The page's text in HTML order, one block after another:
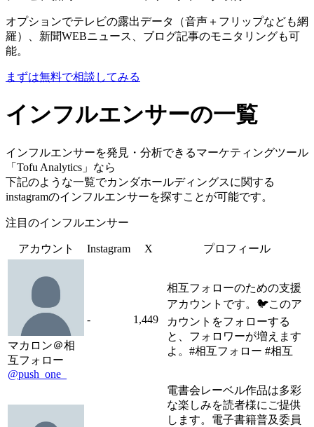
オプションでテレビの露出データ（音声＋フリップなども網
羅）、新聞WEBニュース、ブログ記事のモニタリングも可
能。
まずは無料で相談してみる
インフルエンサーの一覧
インフルエンサーを発見・分析できるマーケティングツール
「Tofu Analytics」なら
下記のような一覧でカンダホールディングスに関する
instagramのインフルエンサーを探すことが可能です。
注目のインフルエンサー
アカウント Instagram X プロフィール
マカロン＠相
互フォロー
@push_one_
- 1,449
相互フォローのための支援
アカウントです。🐦このア
カウントをフォローする
と、フォロワーが増えます
よ。#相互フォロー #相互
電書会レーベル作品は多彩
な楽しみを読者様にご提供
します。電子書籍普及委員